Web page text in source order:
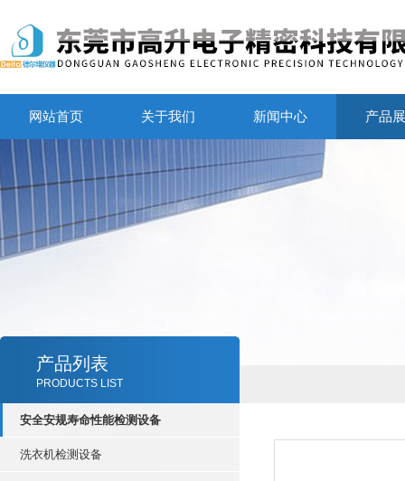
网站首页 关于我们 新闻中心 产品
产品列表
PRODUCTS LIST
安全安规寿命性能检测设备
洗衣机检测设备